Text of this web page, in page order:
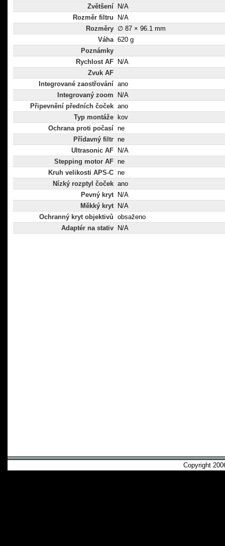
Zvětšení
N/A
Rozměr filtru
N/A
Rozměry ∅ 87 × 96.1 mm
Váha 620 g
Poznámky
Rychlost AF
N/A
Zvuk AF
Integrované zaostřování ano
Integrovaný zoom
N/A
Připevnění předních čoček ano
Typ montáže
kov
Ochrana proti počasí ne
Přídavný filtr ne
Ultrasonic AF
N/A
Stepping motor AF ne
Kruh velikosti APS-C ne
Nízký rozptyl čoček ano
Pevný kryt
N/A
Měkký kryt
N/A
Ochranný kryt objektivů obsaženo
Adaptér na stativ
N/A
Copyright